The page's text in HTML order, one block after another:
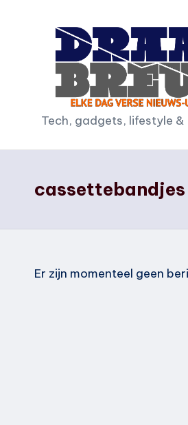
D
r
a
d
b
Tech, gadgets, lifestyle
cassettebandjes
Er zijn momenteel geen